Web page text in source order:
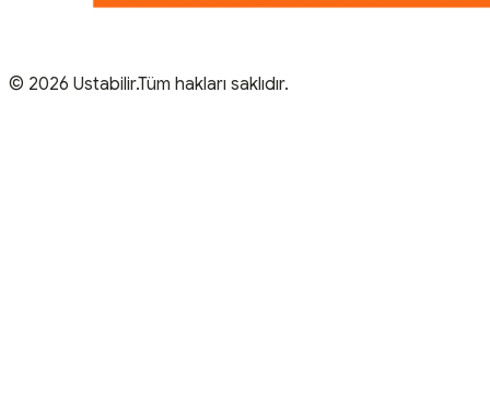
© 2026 Ustabilir.Tüm hakları saklıdır.